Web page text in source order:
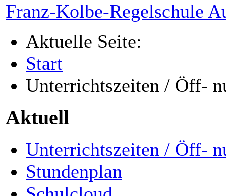
Franz-Kolbe-Regelschule
Aktuelle Seite:
Start
Unterrichtszeiten / Öff-
Aktuell
Unterrichtszeiten / Öff-
Stundenplan